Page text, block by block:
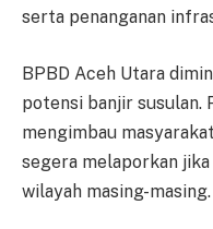
serta penanganan
BPBD Aceh Utara
potensi banjir susulan.
mengimbau
segera melaporkan
wilayah masing-masing.